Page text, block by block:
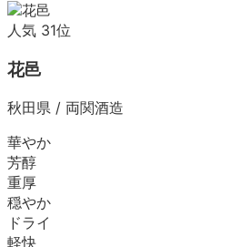
人気 31位
花邑
秋田県 / 両関酒造
華やか
芳醇
重厚
穏やか
ドライ
軽快